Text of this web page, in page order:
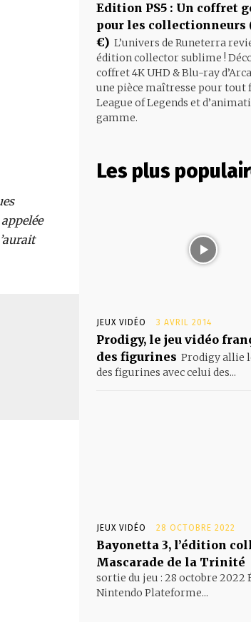
Edition PS5 : Un coffret
pour les collectionneurs
€) L’univers de Runeterra
édition collector sublime !
coffret 4K UHD & Blu-ray
une pièce maîtresse pour tout
League of Legends et
gamme.
Les plus
JEUX VIDÉO 3 AVRIL 2014
Prodigy, le jeu vidéo
des figurines Prodigy allie
des figurines avec celui des...
JEUX VIDÉO 28 OCTOBRE 2022
Bayonetta 3, l’édition
Mascarade de la Trinité
sortie du jeu : 28 octobre 2022
Nintendo Plateforme...